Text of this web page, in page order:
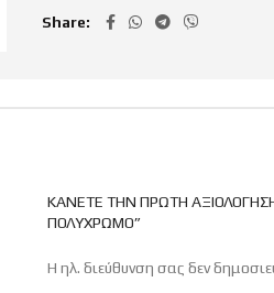
Share
ΚΆΝΕΤΕ ΤΗΝ ΠΡΏΤΗ
ΠΟΛΥΧΡΩΜΟ”
Η ηλ. διεύθυνση σας δεν